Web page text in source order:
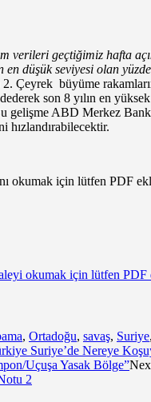
verileri geçtiğimiz hafta
en düşük seviyesi olan
2. Çeyrek büyüme
son 8 yılın en yüksek
gelişme ABD Merkez
hızlandırabilecektir.
okumak için lütfen PDF
okumak için lütfen PDF
, Ortadoğu, savaş, Suriye,
Suriye’de Nereye
Uçuşa Yasak Bölge”
2